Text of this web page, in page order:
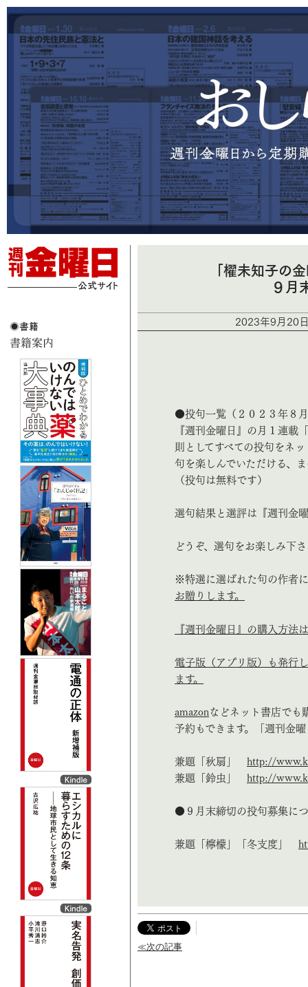
「櫂未知子の
９月
2023年9月20
●投句一覧（２０２３年８
『週刊金曜日』の月１連載
則としてすべての投句をネ
句を楽しんでいただける、
（投句は無料です）
選句結果と選評は『週刊金
どうぞ、選句をお楽しみ下
※特選に選ばれた句の作者
お贈りします。
『週刊金曜日』の購入方法
電子版（アプリ版）も発行
ます。
amazon などネット書店でも
予約もできます。「週刊金
兼題「秋扇」 http://
兼題「鈴虫」 http://
●９月末締切の投句募集に
兼題「檸檬」「冬支度」
≪次の記事